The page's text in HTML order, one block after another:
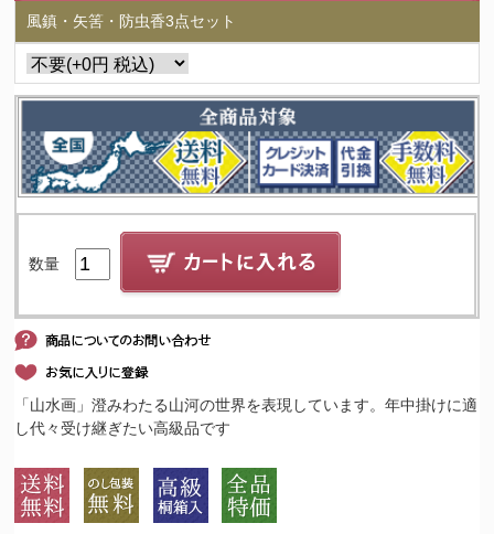
風鎮・矢筈・防虫香3点セット
数量
「山水画」澄みわたる山河の世界を表現しています。年中掛けに適
し代々受け継ぎたい高級品です